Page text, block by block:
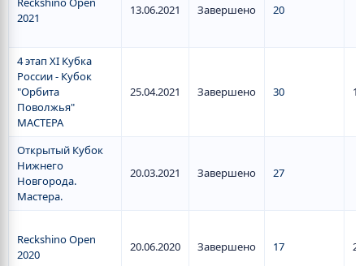
2021
13.06.2021 Завершено 20
4 этап XI Кубка
России - Кубок
"Орбита
Поволжья"
МАСТЕРА
25.04.2021 Завершено 30 12
Открытый Кубок
Нижнего
Новгорода.
Мастера.
20.03.2021 Завершено 27
Reckshino Open
2020
20.06.2020 Завершено 17 2